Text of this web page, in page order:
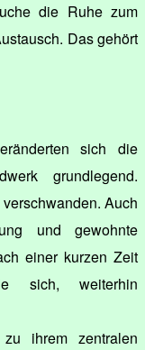
die Ruhe zum
Das gehört
sich die
grundlegend.
Auch
und gewohnte
einer kurzen Zeit
sich, weiterhin
ihrem zentralen